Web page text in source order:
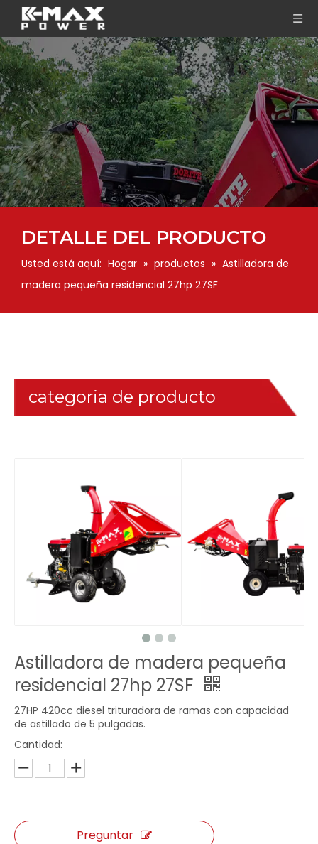
DETALLE DEL PRODUCTO
Usted está aquí: Hogar » productos » Astilladora de
madera pequeña residencial 27hp 27SF
categoria de producto
Astilladora de madera pequeña
residencial 27hp 27SF
27HP 420cc diesel trituradora de ramas con capacidad
de astillado de 5 pulgadas.
Cantidad:
Preguntar